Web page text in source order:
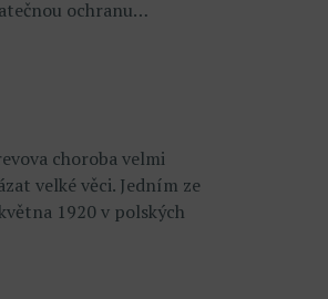
ochranu…
choroba velmi
velké věci. Jedním ze
1920 v polských